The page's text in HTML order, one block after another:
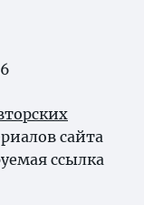
сайта
ссылка